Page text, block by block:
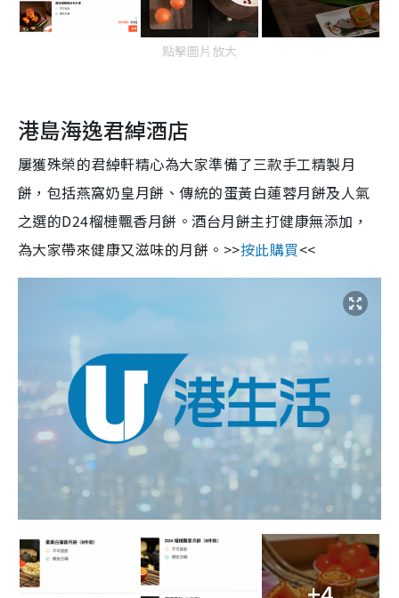
點擊圖片放大
港島海逸君綽酒店
屢獲殊榮的君綽軒精心為大家準備了三款手工精製月
餅，包括燕窩奶皇月餅、傳統的蛋黃白蓮蓉月餅及人氣
之選的D24榴槤飄香月餅。酒台月餅主打健康無添加，
為大家帶來健康又滋味的月餅。>>按此購買<<